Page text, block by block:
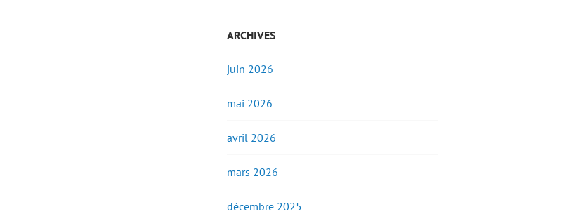
ARCHIVES
juin 2026
mai 2026
avril 2026
mars 2026
décembre 2025